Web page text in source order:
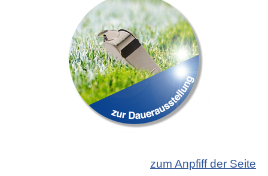
zum Anpfiff der Seite